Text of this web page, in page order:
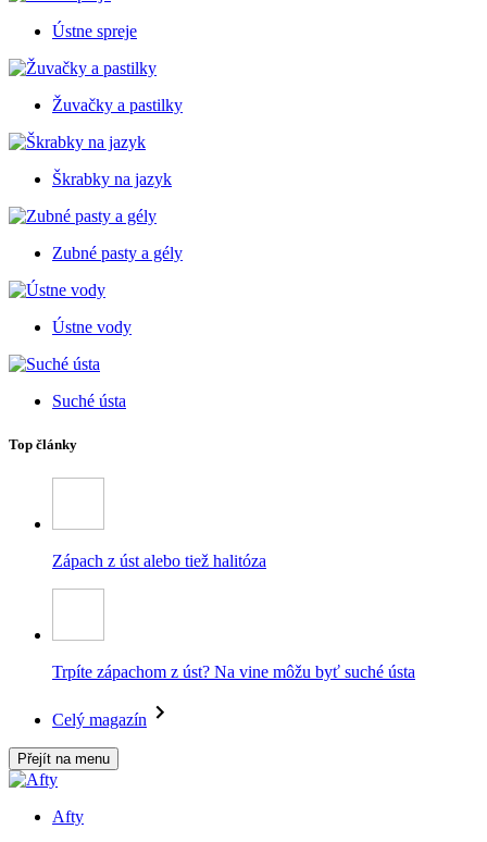
Ústne spreje
Žuvačky a pastilky
Škrabky na jazyk
Zubné pasty a gély
Ústne vody
Suché ústa
Top články
Zápach z úst alebo tiež halitóza
Trpíte zápachom z úst? Na vine môžu byť suché ústa
Celý magazín
Přejít na menu
Afty